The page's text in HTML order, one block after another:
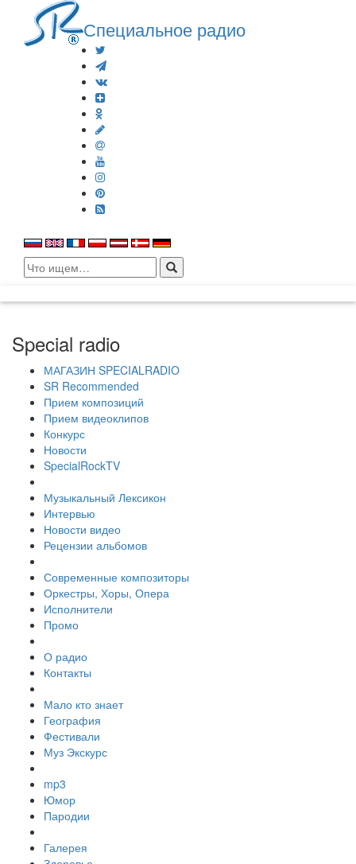
Специальное радио
Search
for:
Special radio
МАГАЗИН SPECIALRADIO
SR Recommended
Прием композиций
Прием видеоклипов
Конкурс
Новости
SpecialRockTV
Музыкальный Лексикон
Интервью
Новости видео
Рецензии альбомов
Современные композиторы
Оркестры, Хоры, Опера
Исполнители
Промо
О радио
Контакты
Мало кто знает
География
Фестивали
Муз Экскурс
mp3
Юмор
Пародии
Галерея